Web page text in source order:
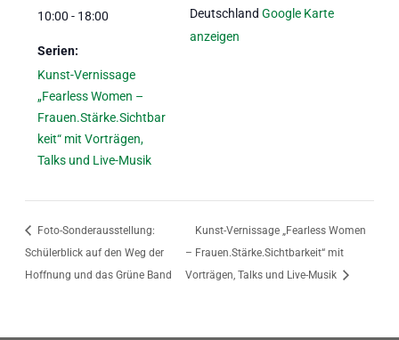
10:00 - 18:00
Serien:
Kunst-Vernissage
„Fearless Women –
Frauen.Stärke.Sichtbar
keit“ mit Vorträgen,
Talks und Live-Musik
Deutschland Google Karte
anzeigen
Foto-Sonderausstellung:
Schülerblick auf den Weg der
Hoffnung und das Grüne Band
Kunst-Vernissage „Fearless Women
– Frauen.Stärke.Sichtbarkeit“ mit
Vorträgen, Talks und Live-Musik